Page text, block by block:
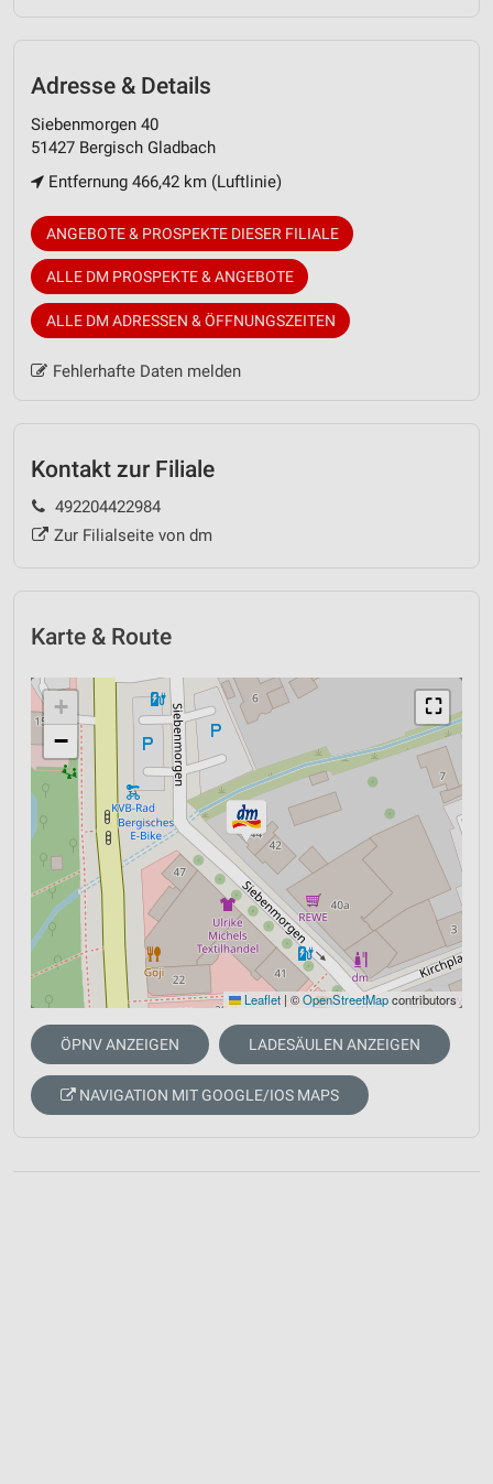
Adresse & Details
Siebenmorgen 40
51427 Bergisch Gladbach
Entfernung 466,42 km (Luftlinie)
ANGEBOTE & PROSPEKTE DIESER FILIALE
ALLE DM PROSPEKTE & ANGEBOTE
ALLE DM ADRESSEN & ÖFFNUNGSZEITEN
Fehlerhafte Daten melden
Kontakt zur Filiale
492204422984
Zur Filialseite von dm
Karte & Route
⛶
+
−
Leaflet | ©OpenStreetMapcontributors
ÖPNV ANZEIGEN LADESÄULEN ANZEIGEN
NAVIGATION MIT GOOGLE/IOS MAPS